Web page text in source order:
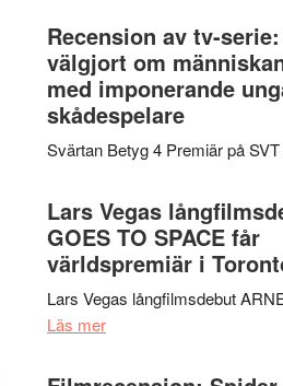
valet
synas
i
tv4
med
kan
styra
Mauri?
Recension av tv-
välgjort om
med imponerande
skådespelare
Svärtan Betyg 4 Premiär på
Lars Vegas
GOES TO SPACE får
världspremiär i
Lars Vegas långfilmsdebut
Läs merom